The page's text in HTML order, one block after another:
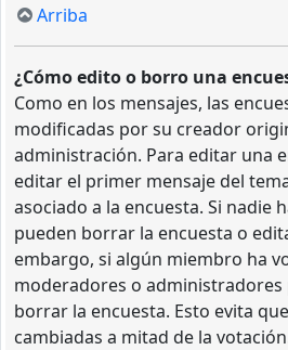
Arriba
¿Cómo edito o borro una
Como en los mensajes, las
modificadas por su creador
administración. Para editar una
editar el primer mensaje del
asociado a la encuesta. Si nadie
pueden borrar la encuesta o
embargo, si algún miembro ha
moderadores o administradores
borrar la encuesta. Esto evita
cambiadas a mitad de la